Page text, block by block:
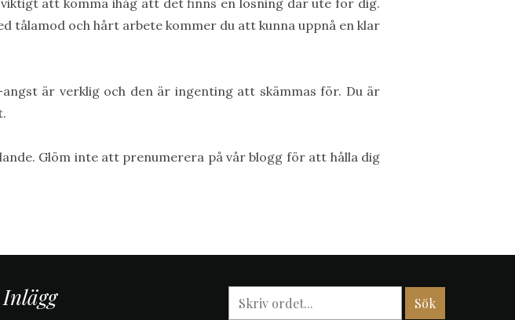
att komma ihåg att det finns en lösning där ute för dig.
och hårt arbete kommer du att kunna uppnå en klar
är verklig och den är ingenting att skämmas för. Du är
Glöm inte att prenumerera på vår blogg för att hålla dig